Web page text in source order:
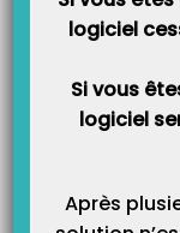
logiciel
Si vous
logiciel
Après